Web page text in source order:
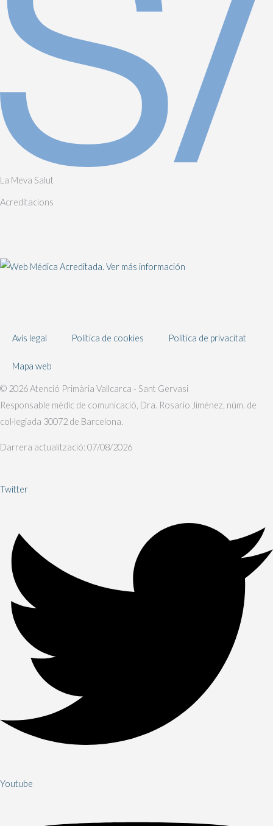
La Meva Salut
Acreditacions
Avís legal Política de cookies Política de privacitat
Mapa web
© 2026 Atenció Primària Vallcarca - Sant Gervasi
Responsable mèdic de comunicació, Dra. Rosario Jiménez, núm. de
col·legiada 30072 de Barcelona.
Darrera actualització: 07/08/2026
Twitter
Youtube